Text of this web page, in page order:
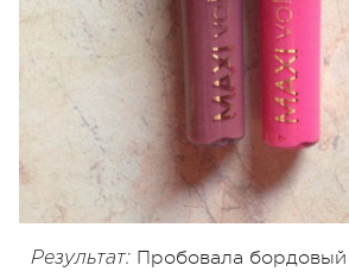
Результат: Пробовала